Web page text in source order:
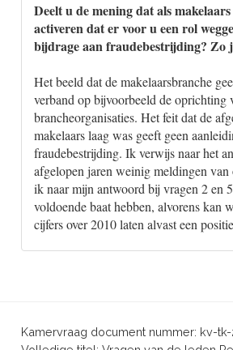
Deelt u de mening dat als
activeren dat er voor u een rol
bijdrage aan fraudebestrijding? Zo
Het beeld dat de makelaarsbranche
verband op bijvoorbeeld de
brancheorganisaties. Het feit dat de
makelaars laag was geeft geen
fraudebestrijding. Ik verwijs naar het
afgelopen jaren weinig meldingen
ik naar mijn antwoord bij vragen 2 en
voldoende baat hebben, alvorens kan
cijfers over 2010 laten alvast een
Kamervraag document nummer: kv-tk-